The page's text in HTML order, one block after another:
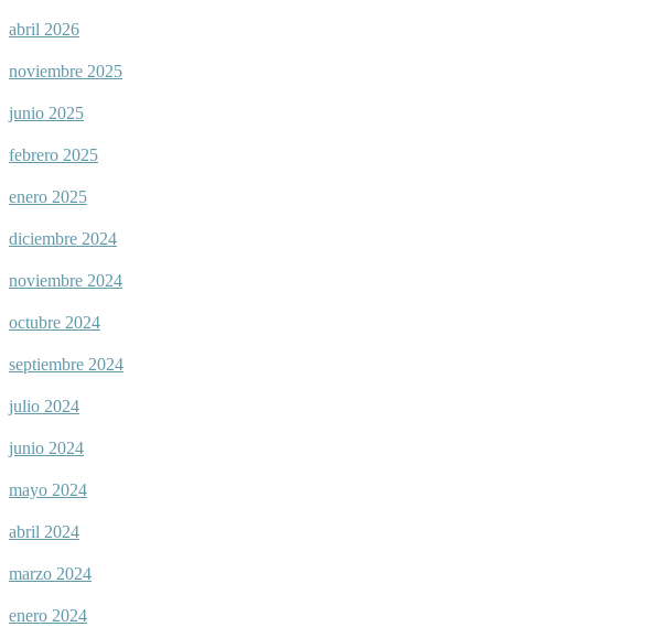
abril 2026
noviembre 2025
junio 2025
febrero 2025
enero 2025
diciembre 2024
noviembre 2024
octubre 2024
septiembre 2024
julio 2024
junio 2024
mayo 2024
abril 2024
marzo 2024
enero 2024